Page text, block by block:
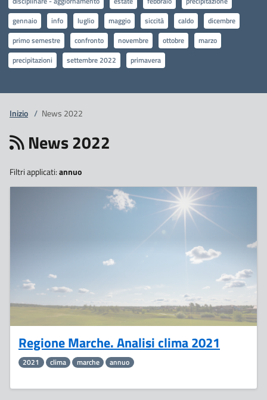
gennaio
info luglio maggio siccità caldo
dicembre
primo semestre
confronto novembre ottobre
marzo
precipitazioni
settembre 2022 primavera
Inizio / News 2022
News 2022
Filtri applicati:annuo
Regione Marche. Analisi clima 2021
2021 clima marche annuo